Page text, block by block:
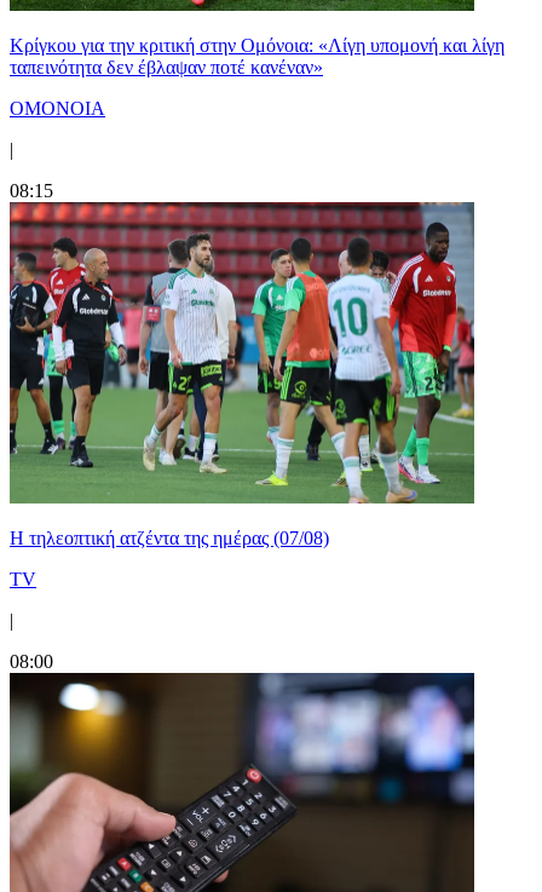
Κρίγκου για την κριτική στην Ομόνοια: «Λίγη υπομονή και λίγη
ταπεινότητα δεν έβλαψαν ποτέ κανέναν»
ΟΜΟΝΟΙΑ
|
08:15
Η τηλεοπτική ατζέντα της ημέρας (07/08)
TV
|
08:00